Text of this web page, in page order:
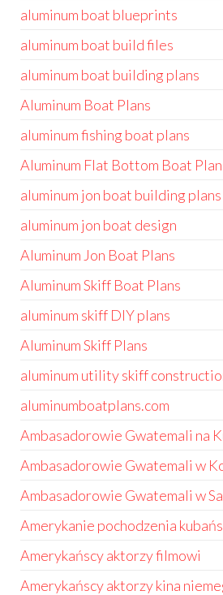
aluminum boat blueprints
aluminum boat build files
aluminum boat building plans
Aluminum Boat Plans
aluminum fishing boat plans
Aluminum Flat Bottom Boat
aluminum jon boat building plans
aluminum jon boat design
Aluminum Jon Boat Plans
Aluminum Skiff Boat Plans
aluminum skiff DIY plans
Aluminum Skiff Plans
aluminum utility skiff
aluminumboatplans.com
Ambasadorowie Gwatemali na
Ambasadorowie Gwatemali w
Ambasadorowie Gwatemali w
Amerykanie pochodzenia
Amerykańscy aktorzy filmowi
Amerykańscy aktorzy kina